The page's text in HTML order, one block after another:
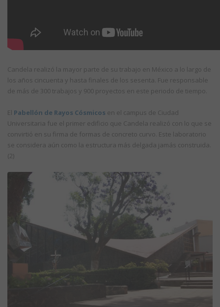
Candela realizó la mayor parte de su trabajo en México a lo largo de
los años cincuenta y hasta finales de los sesenta. Fue responsable
de más de 300 trabajos y 900 proyectos en este periodo de tiempo.
El Pabellón de Rayos Cósmicos en el campus de Ciudad
Universitaria fue el primer edificio que Candela realizó con lo que se
convirtió en su firma de formas de concreto curvo. Este laboratorio
se considera aún como la estructura más delgada jamás construida.
(2)